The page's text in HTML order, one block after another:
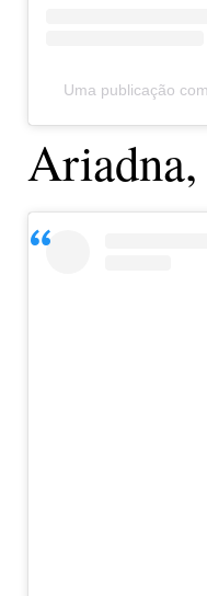
Uma publicação